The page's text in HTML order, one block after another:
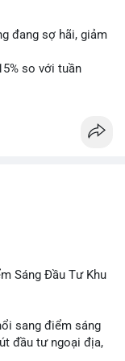
đang sợ hãi, giảm
so với tuần
Chainlink, Litecoin,
Act, IMF nói
IBM, airdrop
Sáng Đầu Tư Khu
sang điểm sáng
đầu tư ngoại địa,